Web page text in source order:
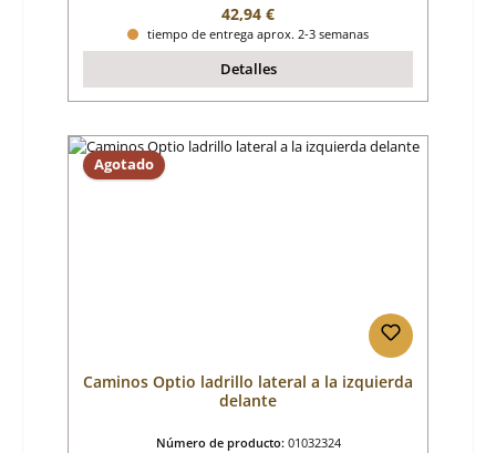
Precio normal:
42,94 €
tiempo de entrega aprox. 2-3 semanas
Detalles
Agotado
Caminos Optio ladrillo lateral a la izquierda
delante
Número de producto: 01032324